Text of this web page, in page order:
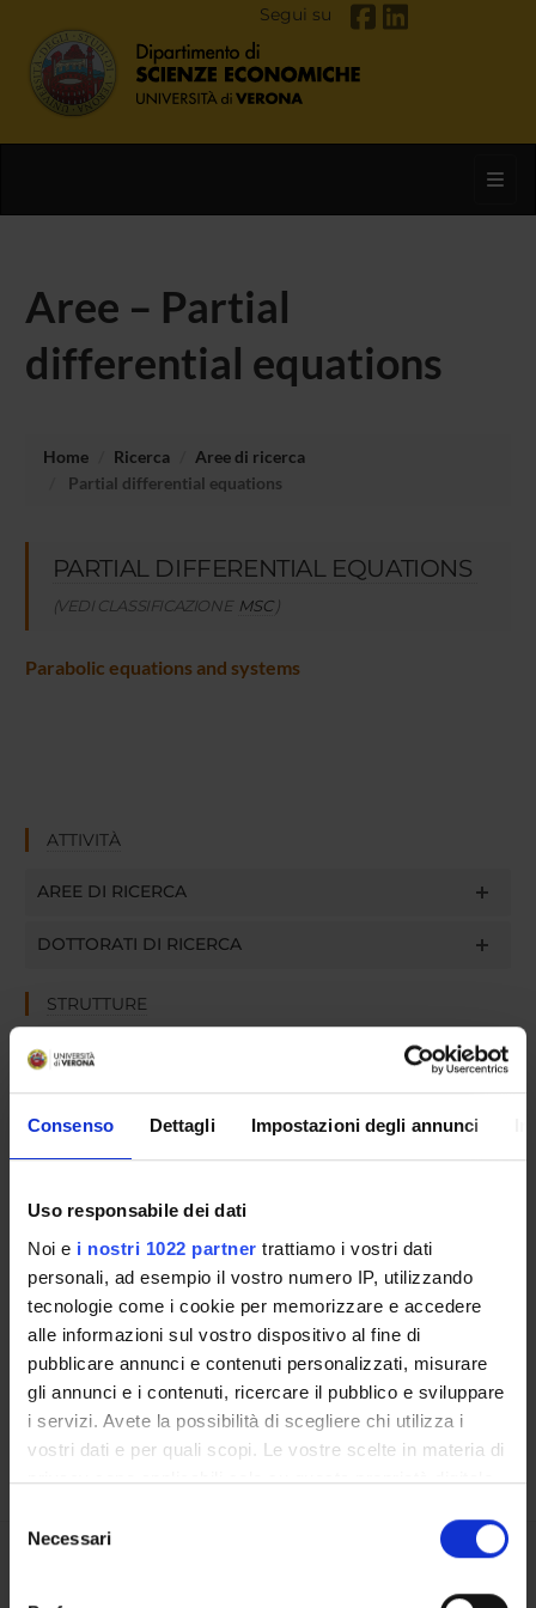
Consenso Dettagli Impostazioni degli annunci
Uso responsabile dei dati
Noi e i nostri 1022 partner trattiamo i vostri dati
personali, ad esempio il vostro numero IP, utilizzando
tecnologie come i cookie per memorizzare e accedere
alle informazioni sul vostro dispositivo al fine di
pubblicare annunci e contenuti personalizzati, misurare
gli annunci e i contenuti, ricercare il pubblico e sviluppare
i servizi. Avete la possibilità di scegliere chi utilizza i
vostri dati e per quali scopi. Le vostre scelte in materia di
privacy sono applicabili solo su questa proprietà digitale
modificare o revocare il proprio consenso in qualsiasi
momento dalla Dichiarazione sui cookie o facendo clic
delNecessari
Segui su
Aree – Partial
differential equations
Home Ricerca
Aree di ricerca
Partial differential equations
PARTIAL DIFFERENTIAL EQUATIONS
(VEDI CLASSIFICAZIONE MSC)
Parabolic equations and systems
ATTIVITÀ
AREE DI RICERCA
DOTTORATI DI RICERCA
STRUTTURE
BIBLIOTECHE
LABORATORI DI RICERCA
SPIN OFF E AZIENDE
Contatti
Persone
Calendario